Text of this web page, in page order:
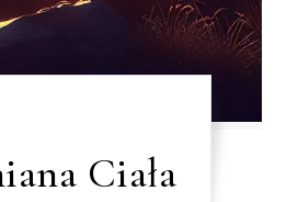
Ciała